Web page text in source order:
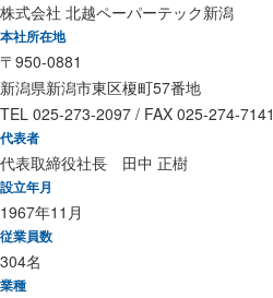
株式会社 北越ペーパーテック新潟
本社所在地
〒950-0881
新潟県新潟市東区榎町57番地
TEL 025-273-2097 / FAX 025-274-7141
代表者
代表取締役社長 田中 正樹
設立年月
1967年11月
従業員数
304名
業種